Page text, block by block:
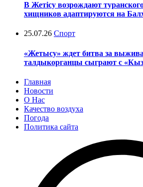
В Жетісу возрождают
хищников адаптируются на
25.07.26 Спорт
«Жетысу» ждет битва за
талдыкорганцы сыграют с
Главная
Новости
О Нас
Качество воздуха
Погода
Политика сайта